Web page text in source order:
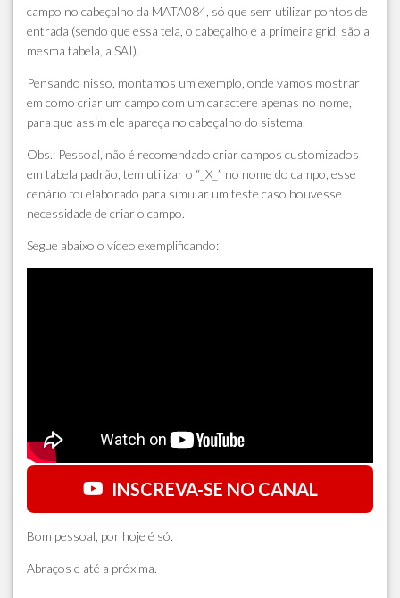
campo no cabeçalho da MATA084, só que sem utilizar pontos de
entrada (sendo que essa tela, o cabeçalho e a primeira grid, são a
mesma tabela, a SAI).
Pensando nisso, montamos um exemplo, onde vamos mostrar
em como criar um campo com um caractere apenas no nome,
para que assim ele apareça no cabeçalho do sistema.
Obs.: Pessoal, não é recomendado criar campos customizados
em tabela padrão, tem utilizar o “_X_” no nome do campo, esse
cenário foi elaborado para simular um teste caso houvesse
necessidade de criar o campo.
Segue abaixo o vídeo exemplificando:
INSCREVA-SE NO CANAL
Bom pessoal, por hoje é só.
Abraços e até a próxima.